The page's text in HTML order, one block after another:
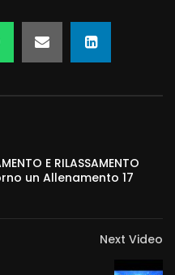
E RILASSAMENTO
un Allenamento 17
Next Video